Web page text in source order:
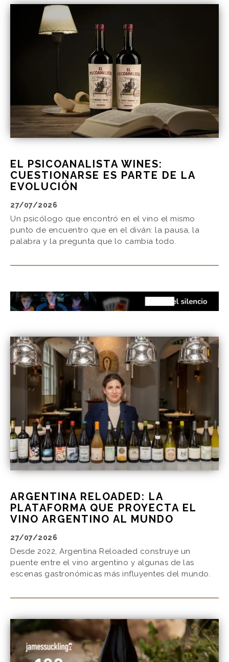
EL PSICOANALISTA WINES:
CUESTIONARSE ES PARTE DE LA
EVOLUCIÓN
27/07/2026
Un psicólogo que encontró en el vino el mismo
punto de encuentro que en el diván: la pausa, la
palabra y la pregunta que lo cambia todo.
ARGENTINA RELOADED: LA
PLATAFORMA QUE PROYECTA EL
VINO ARGENTINO AL MUNDO
27/07/2026
Desde 2022, Argentina Reloaded construye un
puente entre el vino argentino y algunas de las
escenas gastronómicas más influyentes del mundo.